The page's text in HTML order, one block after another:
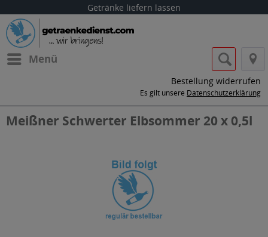
Getränke liefern lassen
Menü
Bestellung widerrufen
Es gilt unsere Datenschutzerklärung
Meißner Schwerter Elbsommer 20 x 0,5l